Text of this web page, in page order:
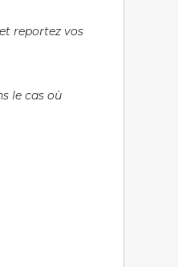
reportez vos
le cas où